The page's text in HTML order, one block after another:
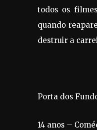
todos os
quando
destruir a
Porta dos
14 anos –